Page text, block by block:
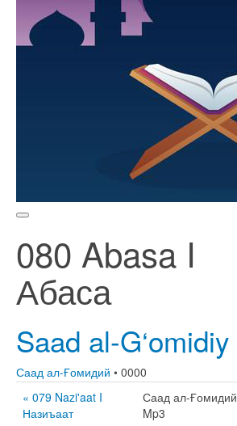
080 Abasa I
Абаса
Saad al-G‘omidiy
Саад ал-Ғомидий • 0000
« 079 Nazi'aat I
Назиъаат
Саад ал-Ғомидий
Mp3